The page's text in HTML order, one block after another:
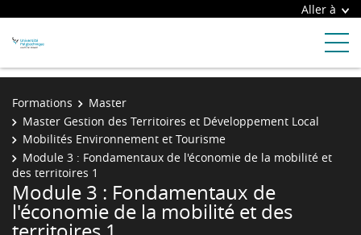
Aller à
Formations
Master
Master Gestion des Territoires et Développement Local
Mobilités Environnement et Tourisme
Module 3 : Fondamentaux de l'économie de la mobilité et
des territoires 1
Module 3 : Fondamentaux de
l'économie de la mobilité et des